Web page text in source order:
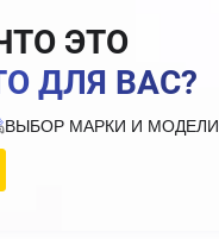
ЭТО
ДЛЯ ВАС?
ВЫБОР МАРКИ И МОДЕЛИ